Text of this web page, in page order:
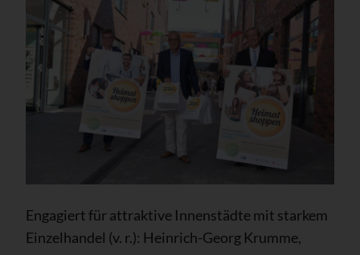
Engagiert für attraktive Innenstädte mit starkem
Einzelhandel (v. r.): Heinrich-Georg Krumme,